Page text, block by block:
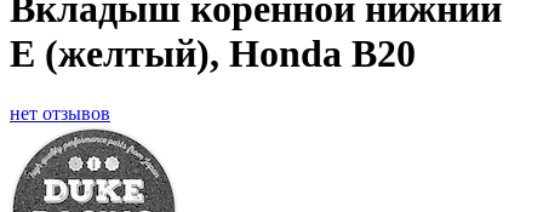
Вкладыш коренной нижний
E (желтый), Honda B20
нет отзывов